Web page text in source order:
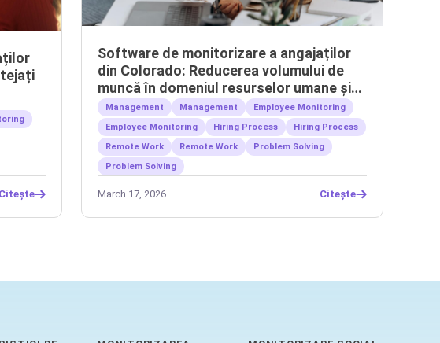
Citește
Software de monitorizare a angajaților
din Colorado: Reducerea volumului de
muncă în domeniul resurselor umane și
gestionarea echipelor la distanță
Management Management
Employee Monitoring
Employee Monitoring
Hiring Process
Hiring Process
Remote Work
Remote Work
Problem Solving
Problem Solving
March 17, 2026 Citește